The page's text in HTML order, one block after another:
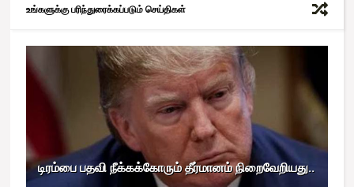
உங்களுக்கு பரிந்துரைக்கப்படும் செய்திகள்
டிரம்பை பதவி நீக்கக்கோரும் தீர்மானம் நிறைவேறியது..